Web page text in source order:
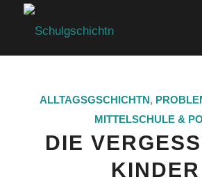
ALLTAGSGSCHICHTN,
MITTELSCHULE &
DIE
KINDER